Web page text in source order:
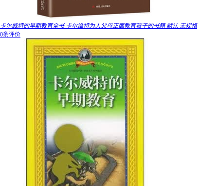
卡尔威特的早期教育全书 卡尔维特为人父母正面教育孩子的书籍 默认 无规格
0条评价